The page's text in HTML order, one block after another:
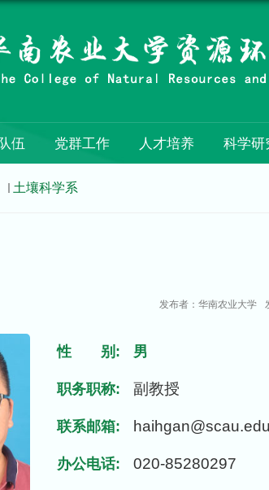
伍 党群工作 人才培养 科学研
土壤科学系
发布者：华南农业大学
性 别: 男
职务职称: 副教授
联系邮箱:
办公电话: 020-85280297